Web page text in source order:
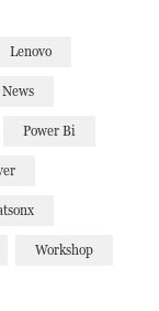
Lenovo
News
Power Bi
Workshop